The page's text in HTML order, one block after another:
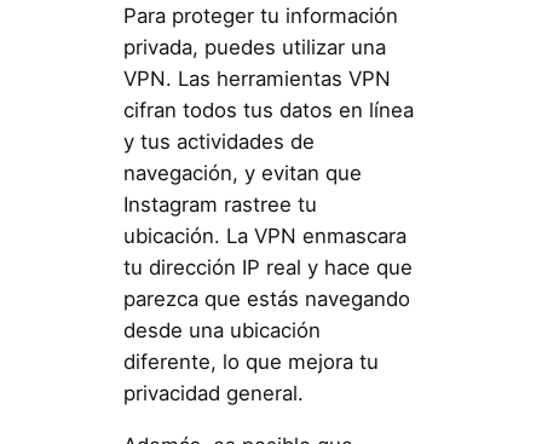
Para proteger tu información
privada, puedes utilizar una
VPN. Las herramientas VPN
cifran todos tus datos en línea
y tus actividades de
navegación, y evitan que
Instagram rastree tu
ubicación. La VPN enmascara
tu dirección IP real y hace que
parezca que estás navegando
desde una ubicación
diferente, lo que mejora tu
privacidad general.